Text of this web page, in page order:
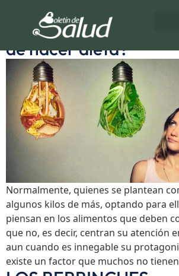
¿Controlas tu mente a
de hacer dieta?
Normalmente, quienes se plantean
algunos kilos de más, optando para
piensan en los alimentos que deben
que no, es decir, centran su atención
aun cuando es innegable su
existe un factor que muchos no